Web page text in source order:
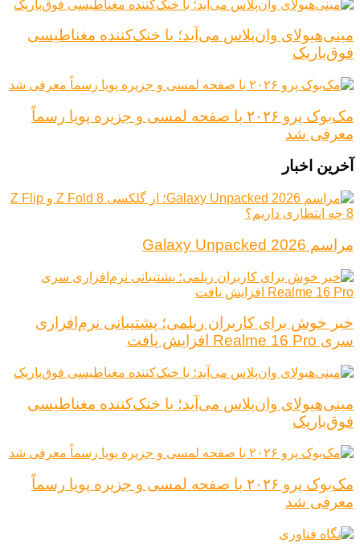
مینی‌هیولای وان‌پلاس می‌آید؛ با خنک‌کننده مغناطیسی
فوق‌باریک
مک‌بوک پرو ۲۰۲۶ با صفحه لمسی و جزیره پویا رسماً
معرفی شد
آخرین اخبار
مراسم Galaxy Unpacked 2026
خبر خوش برای کاربران ریلمی؛ پشتیبانی نرم‌افزاری
سری Realme 16 Pro افزایش یافت
مینی‌هیولای وان‌پلاس می‌آید؛ با خنک‌کننده مغناطیسی
فوق‌باریک
مک‌بوک پرو ۲۰۲۶ با صفحه لمسی و جزیره پویا رسماً
معرفی شد